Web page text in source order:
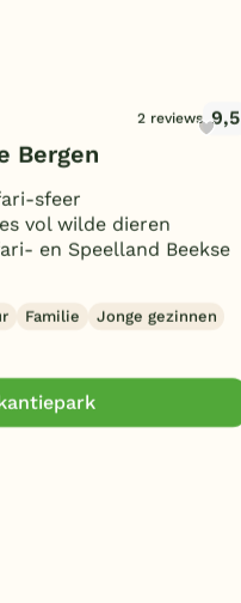
2 reviews 9,5
Bergen
sfeer
vol wilde dieren
en Speelland Beekse
Familie Jonge gezinnen